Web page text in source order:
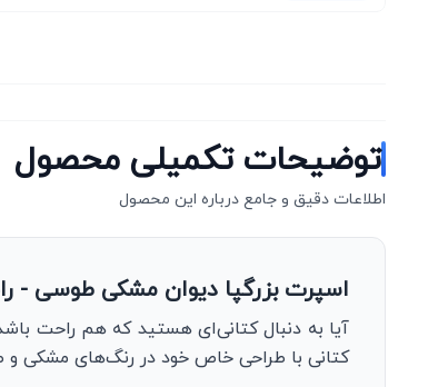
توضیحات تکمیلی محصول
اطلاعات دقیق و جامع درباره این محصول
اسپرت بزرگپا دیوان مشکی طوسی -
آیا به دنبال کتانی‌ای هستید که هم راحت
کتانی با طراحی خاص خود در رنگ‌های مشکی و